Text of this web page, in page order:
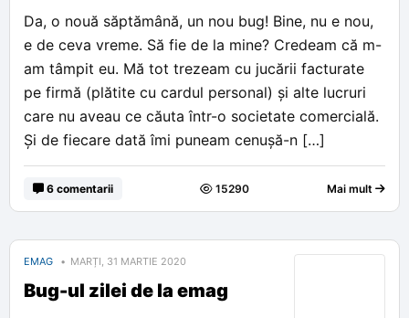
Da, o nouă săptămână, un nou bug! Bine, nu e nou,
e de ceva vreme. Să fie de la mine? Credeam că m-
am tâmpit eu. Mă tot trezeam cu jucării facturate
pe firmă (plătite cu cardul personal) și alte lucruri
care nu aveau ce căuta într-o societate comercială.
Și de fiecare dată îmi puneam cenușă-n […]
6 comentarii 15290 Mai mult
EMAG MARȚI, 31 MARTIE 2020
Bug-ul zilei de la emag